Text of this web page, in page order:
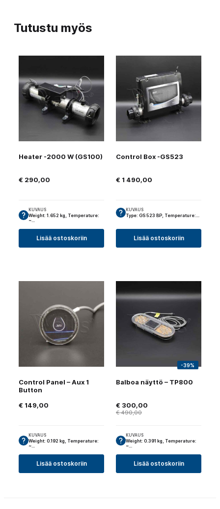
Tutustu myös
Heater -2000 W (GS100)
€ 290,00
KUVAUS
Weight: 1.652 kg, Temperature:
~…
Lisää ostoskoriin
Control Box -GS523
€ 1 490,00
KUVAUS
Type: GS 523 BP, Temperature:…
Lisää ostoskoriin
Control Panel – Aux 1
Button
€ 149,00
KUVAUS
Weight: 0.192 kg, Temperature:
~…
Lisää ostoskoriin
-39%
Balboa näyttö – TP800
€490,00
€ 300,00
KUVAUS
Weight: 0.391 kg, Temperature:
~…
Lisää ostoskoriin